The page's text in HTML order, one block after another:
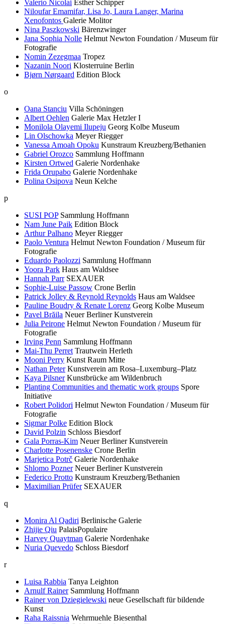
Valerio Nicolai Esther Schipper
Niloufar Emamifar, Lisa Jo, Laura Langer, Marina
Xenofontos Galerie Molitor
Nina Paszkowski Bärenzwinger
Jana Sophia Nolle Helmut Newton Foundation / Museum für
Fotografie
Nomin Zezegmaa Tropez
Nazanin Noori Klosterruine Berlin
Bjørn Nørgaard Edition Block
o
Oana Stanciu Villa Schöningen
Albert Oehlen Galerie Max Hetzler I
Monilola Olayemi Ilupeju Georg Kolbe Museum
Lin Olschowka Meyer Riegger
Vanessa Amoah Opoku Kunstraum Kreuzberg/Bethanien
Gabriel Orozco Sammlung Hoffmann
Kirsten Ortwed Galerie Nordenhake
Frida Orupabo Galerie Nordenhake
Polina Osipova Neun Kelche
p
SUSI POP Sammlung Hoffmann
Nam June Paik Edition Block
Arthur Palhano Meyer Riegger
Paolo Ventura Helmut Newton Foundation / Museum für
Fotografie
Eduardo Paolozzi Sammlung Hoffmann
Yoora Park Haus am Waldsee
Hannah Parr SEXAUER
Sophie-Luise Passow Crone Berlin
Patrick Jolley & Reynold Reynolds Haus am Waldsee
Pauline Boudry & Renate Lorenz Georg Kolbe Museum
Pavel Brăila Neuer Berliner Kunstverein
Julia Peirone Helmut Newton Foundation / Museum für
Fotografie
Irving Penn Sammlung Hoffmann
Mai-Thu Perret Trautwein Herleth
Mooni Perry Kunst Raum Mitte
Nathan Peter Kunstverein am Rosa–Luxemburg–Platz
Kaya Pilsner Kunstbrücke am Wildenbruch
Planting Communities and thematic work groups Spore
Initiative
Robert Polidori Helmut Newton Foundation / Museum für
Fotografie
Sigmar Polke Edition Block
David Polzin Schloss Biesdorf
Gala Porras-Kim Neuer Berliner Kunstverein
Charlotte Posenenske Crone Berlin
Marjetica Potrč Galerie Nordenhake
Shlomo Pozner Neuer Berliner Kunstverein
Federico Protto Kunstraum Kreuzberg/Bethanien
Maximilian Prüfer SEXAUER
q
Monira Al Qadiri Berlinische Galerie
Zhijie Qiu PalaisPopulaire
Harvey Quaytman Galerie Nordenhake
Nuria Quevedo Schloss Biesdorf
r
Luisa Rabbia Tanya Leighton
Arnulf Rainer Sammlung Hoffmann
Rainer von Dziegielewski neue Gesellschaft für bildende
Kunst
Raha Raissnia Wehrmuehle Biesenthal